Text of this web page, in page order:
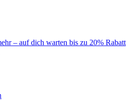
– auf dich warten bis zu 20% Rabatt